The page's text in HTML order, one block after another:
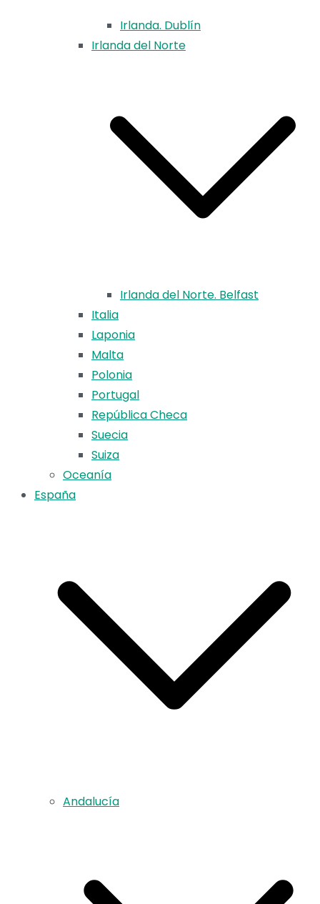
Irlanda. Dublín
Irlanda del Norte
Irlanda del Norte. Belfast
Italia
Laponia
Malta
Polonia
Portugal
República Checa
Suecia
Suiza
Oceanía
España
Andalucía